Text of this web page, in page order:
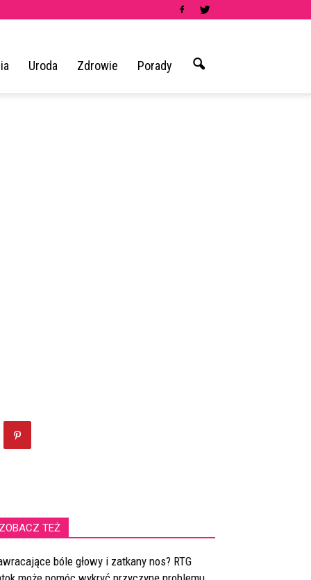
Uroda Zdrowie Porady
ZOBACZ TEŻ
bóle głowy i zatkany nos? RTG